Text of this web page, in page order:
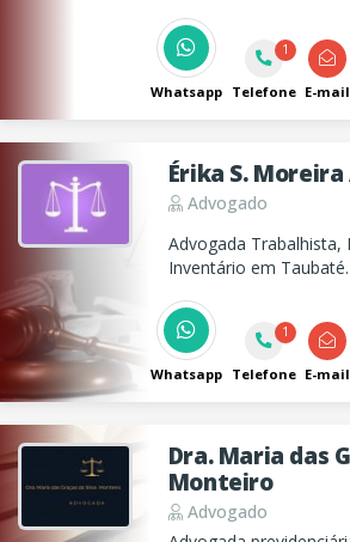
tratamentos
legislação brasileira.
cumprimento das
Autistas.
Whatsapp
1
Telefone E-mail
Érika S.
Advogado
Advogada Trabalhista,
Whatsapp
1
Telefone E-mail
Dra. Maria das
Monteiro
Advogado